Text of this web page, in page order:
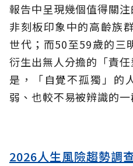
報告中呈現幾個值得關
非刻板印象中的高齡族
世代；而50至59歲的三
衍生出無人分擔的「責
是，「自覺不孤獨」的
弱、也較不易被辨識的一
2026人生風險趨勢調